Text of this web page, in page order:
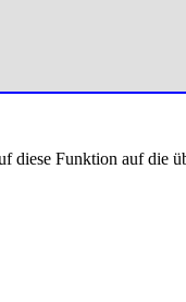
diese Funktion auf die